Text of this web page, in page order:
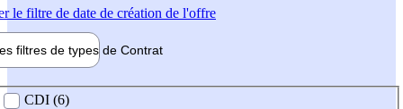
le filtre de date de création de l'offre
filtres de types de Contrat
contrat
CDI (6)